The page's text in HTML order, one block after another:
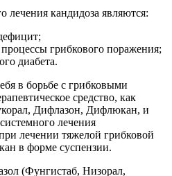
лечения кандидоза являются:
грибкового поражения;
диабета.
в борьбе с грибковыми
средство, как
Дифлазон, Дифлюкан, и
лечения
лечении тяжелой грибковой
в форме суспензии.
(Фунгистаб, Низорал,